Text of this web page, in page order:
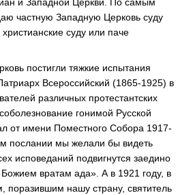
и Западной Церкви. По самым
частную Западную Церковь суду
суду или паче
постигли тяжкие испытания
Всероссийский (1865-1925) в
различных протестантских
гонимой Русской
от имени Поместного Собора 1917-
послании мы желали бы видеть
исповеданий подвигнутся заедино
Божием вратам ада». А в 1921 году, в
поразившим нашу страну, святитель